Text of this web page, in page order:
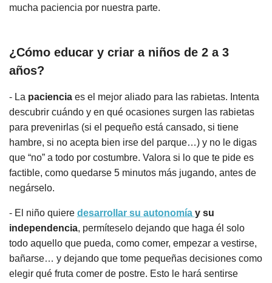
mucha paciencia por nuestra parte.
¿Cómo educar y criar a niños de 2 a 3
años?
- La paciencia es el mejor aliado para las rabietas. Intenta
descubrir cuándo y en qué ocasiones surgen las rabietas
para prevenirlas (si el pequeño está cansado, si tiene
hambre, si no acepta bien irse del parque…) y no le digas
que “no” a todo por costumbre. Valora si lo que te pide es
factible, como quedarse 5 minutos más jugando, antes de
negárselo.
- El niño quiere desarrollar su autonomía y su
independencia, permíteselo dejando que haga él solo
todo aquello que pueda, como comer, empezar a vestirse,
bañarse… y dejando que tome pequeñas decisiones como
elegir qué fruta comer de postre. Esto le hará sentirse